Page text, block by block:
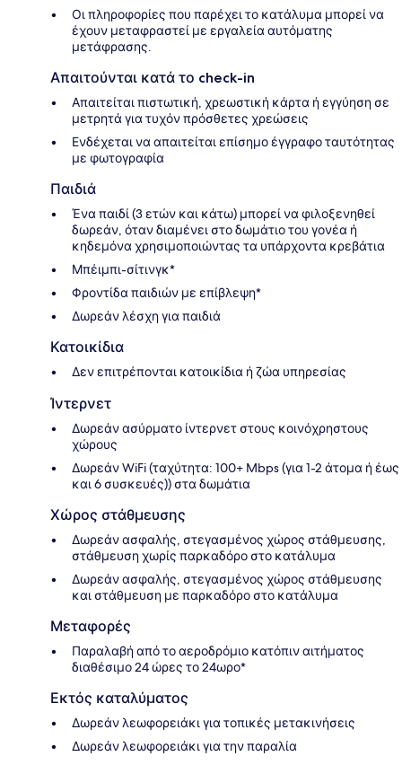
Οι πληροφορίες που παρέχει το κατάλυμα μπορεί να
έχουν μεταφραστεί με εργαλεία αυτόματης
μετάφρασης.
Απαιτούνται κατά το check-in
Απαιτείται πιστωτική, χρεωστική κάρτα ή εγγύηση σε
μετρητά για τυχόν πρόσθετες χρεώσεις
Ενδέχεται να απαιτείται επίσημο έγγραφο ταυτότητας
με φωτογραφία
Παιδιά
Ένα παιδί (3 ετών και κάτω) μπορεί να φιλοξενηθεί
δωρεάν, όταν διαμένει στο δωμάτιο του γονέα ή
κηδεμόνα χρησιμοποιώντας τα υπάρχοντα κρεβάτια
Μπέιμπι-σίτινγκ*
Φροντίδα παιδιών με επίβλεψη*
Δωρεάν λέσχη για παιδιά
Κατοικίδια
Δεν επιτρέπονται κατοικίδια ή ζώα υπηρεσίας
Ίντερνετ
Δωρεάν ασύρματο ίντερνετ στους κοινόχρηστους
χώρους
Δωρεάν WiFi (ταχύτητα: 100+ Mbps (για 1-2 άτομα ή έως
και 6 συσκευές)) στα δωμάτια
Χώρος στάθμευσης
Δωρεάν ασφαλής, στεγασμένος χώρος στάθμευσης,
στάθμευση χωρίς παρκαδόρο στο κατάλυμα
Δωρεάν ασφαλής, στεγασμένος χώρος στάθμευσης
και στάθμευση με παρκαδόρο στο κατάλυμα
Μεταφορές
Παραλαβή από το αεροδρόμιο κατόπιν αιτήματος
διαθέσιμο 24 ώρες το 24ωρο*
Εκτός καταλύματος
Δωρεάν λεωφορειάκι για τοπικές μετακινήσεις
Δωρεάν λεωφορειάκι για την παραλία